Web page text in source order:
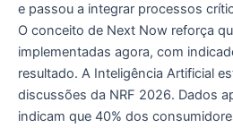
e passou a integrar processos
O conceito de Next Now reforça
implementadas agora, com
resultado. A Inteligência Artificial
discussões da NRF 2026. Dados
indicam que 40% dos